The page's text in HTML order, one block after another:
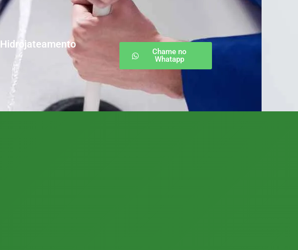
Hidrojateamento
Chame no
Whatapp